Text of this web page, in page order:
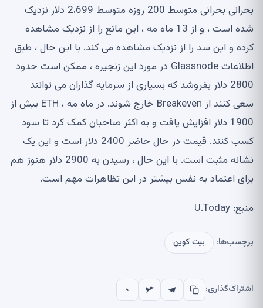
بحرانی بحرانی متوسط ​​200 روزه متوسط ​​2،699 دلار نزدیک
شده است ، و از 13 ماه مه ، این مانع را از نزدیک مشاهده
کرده و این سد را از نزدیک مشاهده می کند. با این حال ، طبق
اطلاعات Glassnode در مورد این زنجیره ، ممکن است حدود
2800 دلار بفروشد که بسیاری از سرمایه گذاران می توانند
سعی کنند از Breakeven خارج شوند. در ماه مه ، ETH بیش از
1900 دلار افزایش یافت و به اکثر صاحبان کمک کرد تا سود
کسب کنند. قیمت در حال حاضر 2400 دلار است و این یک
نشانه مثبت است. با این حال ، رسیدن به 2900 دلار هنوز هم
برای اعتماد به نفس بیشتر در این تظاهرات مهم است.
منبع: U.Today
برچسب‌ها: بیت کوین
اشتراک‌گذاری: